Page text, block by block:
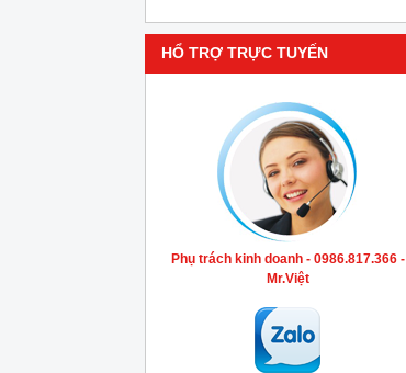
HỔ TRỢ TRỰC TUYẾN
Phụ trách kinh doanh - 0986.817.366 -
Mr.Việt